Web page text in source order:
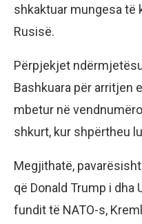
shkaktuar mungesa të
Rusisë.
Përpjekjet
Bashkuara për arritjen
mbetur në
shkurt, kur shpërtheu
Megjithatë,
që Donald Trump i
fundit të NATO-s,